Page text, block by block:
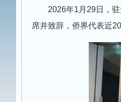
2026年1月29日，
席并致辞，侨界代表近